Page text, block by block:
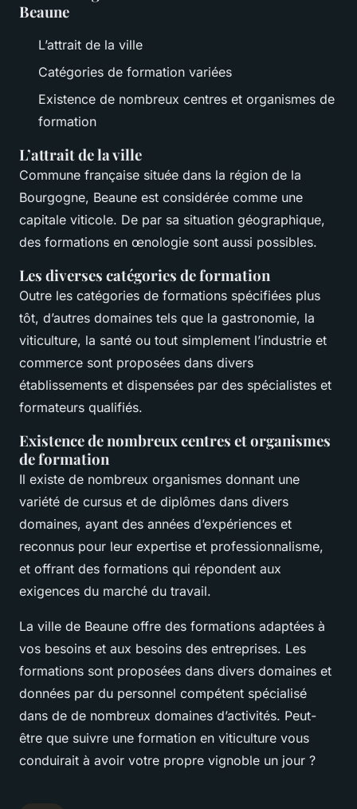
Beaune
L’attrait de la ville
Catégories de formation variées
Existence de nombreux centres et organismes de
formation
L’attrait de la ville
Commune française située dans la région de la
Bourgogne, Beaune est considérée comme une
capitale viticole. De par sa situation géographique,
des formations en œnologie sont aussi possibles.
Les diverses catégories de formation
Outre les catégories de formations spécifiées plus
tôt, d’autres domaines tels que la gastronomie, la
viticulture, la santé ou tout simplement l’industrie et
commerce sont proposées dans divers
établissements et dispensées par des spécialistes et
formateurs qualifiés.
Existence de nombreux centres et organismes
de formation
Il existe de nombreux organismes donnant une
variété de cursus et de diplômes dans divers
domaines, ayant des années d’expériences et
reconnus pour leur expertise et professionnalisme,
et offrant des formations qui répondent aux
exigences du marché du travail.
La ville de Beaune offre des formations adaptées à
vos besoins et aux besoins des entreprises. Les
formations sont proposées dans divers domaines et
données par du personnel compétent spécialisé
dans de de nombreux domaines d’activités. Peut-
être que suivre une formation en viticulture vous
conduirait à avoir votre propre vignoble un jour ?